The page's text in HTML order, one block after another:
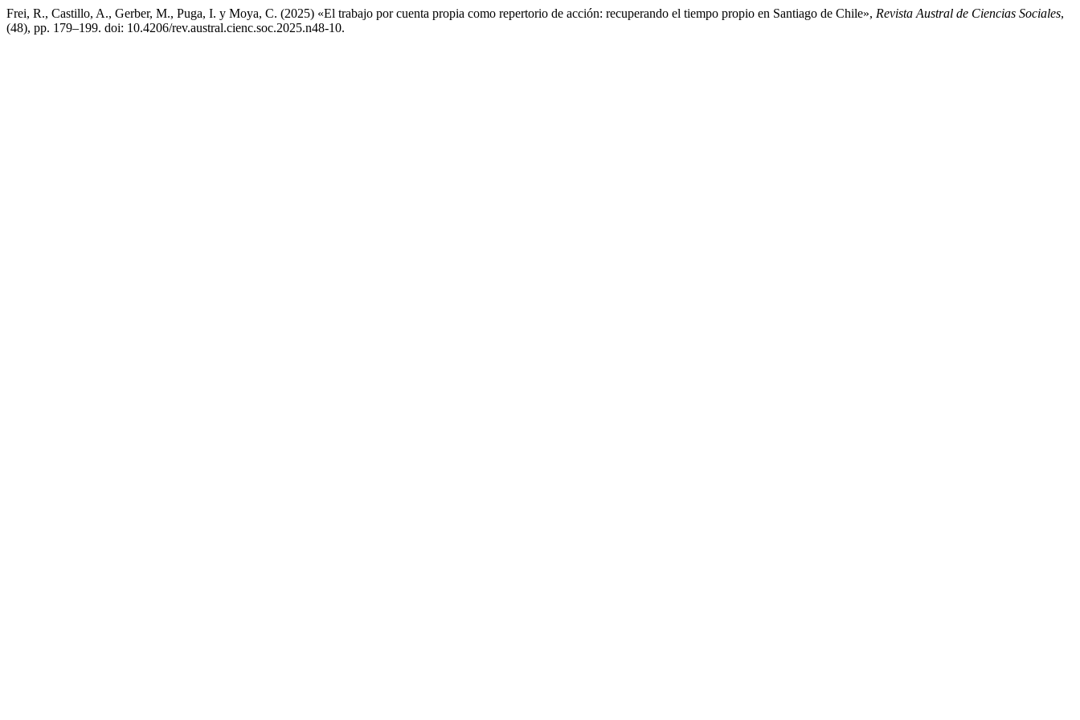
Frei, R., Castillo, A., Gerber, M., Puga, I. y Moya, C. (2025) «El trabajo por cuenta propia como repertorio de acción: recuperando el tiempo propio en Santiago de Chile», Revista Austral de Ciencias Sociales,
(48), pp. 179–199. doi: 10.4206/rev.austral.cienc.soc.2025.n48-10.